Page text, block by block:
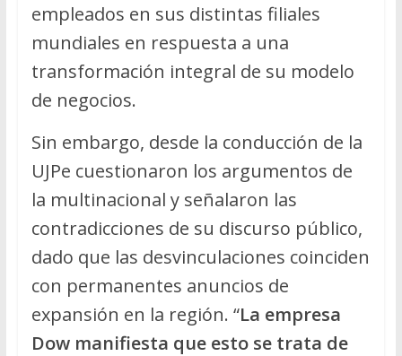
empleados en sus distintas filiales
mundiales en respuesta a una
transformación integral de su modelo
de negocios.
Sin embargo, desde la conducción de la
UJPe cuestionaron los argumentos de
la multinacional y señalaron las
contradicciones de su discurso público,
dado que las desvinculaciones coinciden
con permanentes anuncios de
expansión en la región. “La empresa
Dow manifiesta que esto se trata de